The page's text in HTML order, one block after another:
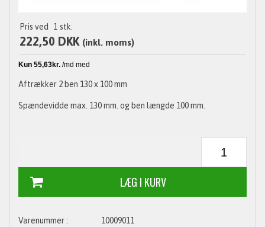
Pris ved 1 stk.
222,50 DKK (inkl. moms)
Aftrækker 2 ben 130 x 100 mm
Spændevidde max. 130 mm. og ben længde 100 mm.
10009011